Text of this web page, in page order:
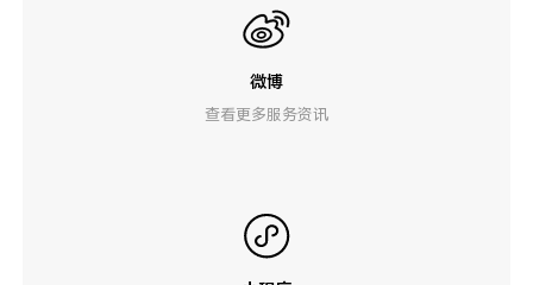
微博
查看更多服务资讯